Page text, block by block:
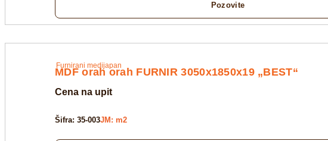
Pozovite
Furnirani medijapan
MDF orah orah FURNIR 3050x1850x19 „BEST“
Cena na upit
Šifra: 35-003JM: m2